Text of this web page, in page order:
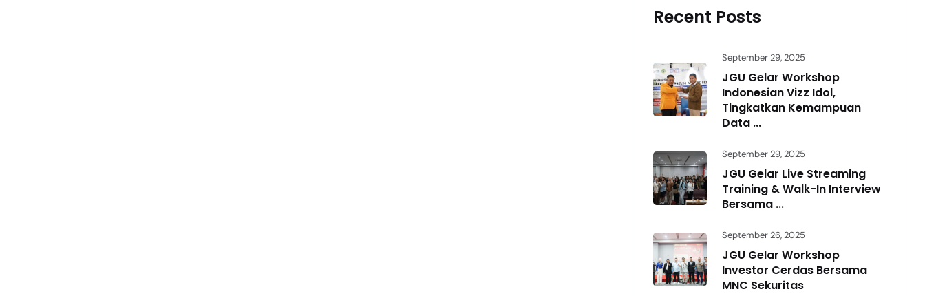
Recent Posts
September 29, 2025
JGU Gelar Workshop
Indonesian Vizz Idol,
Tingkatkan Kemampuan
Data ...
September 29, 2025
JGU Gelar Live Streaming
Training & Walk-In Interview
Bersama ...
September 26, 2025
JGU Gelar Workshop
Investor Cerdas Bersama
MNC Sekuritas